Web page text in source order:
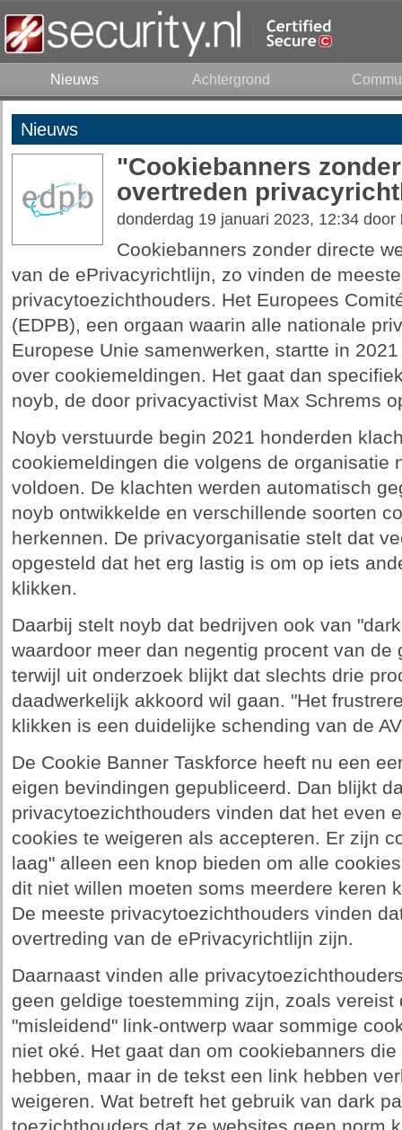
Nieuws Achtergrond
Nieuws
"Cookiebanners
overtreden
donderdag 19 januari 2023, 12:34 door
Cookiebanners zonder directe
van de ePrivacyrichtlijn, zo vinden de
privacytoezichthouders. Het Europees
(EDPB), een orgaan waarin alle nationale
Europese Unie samenwerken, startte in
over cookiemeldingen. Het gaat dan
noyb, de door privacyactivist Max Schrems
Noyb verstuurde begin 2021 honderden
cookiemeldingen die volgens de organisatie
voldoen. De klachten werden automatisch
noyb ontwikkelde en verschillende soorten
herkennen. De privacyorganisatie stelt dat
opgesteld dat het erg lastig is om op iets
klikken.
Daarbij stelt noyb dat bedrijven ook van
waardoor meer dan negentig procent van
terwijl uit onderzoek blijkt dat slechts drie
daadwerkelijk akkoord wil gaan. "Het
klikken is een duidelijke schending van de
De Cookie Banner Taskforce heeft nu een
eigen bevindingen gepubliceerd. Dan blijkt
privacytoezichthouders vinden dat het even
cookies te weigeren als accepteren. Er zijn
laag" alleen een knop bieden om alle
dit niet willen moeten soms meerdere keren
De meeste privacytoezichthouders vinden
overtreding van de ePrivacyrichtlijn zijn.
Daarnaast vinden alle
geen geldige toestemming zijn, zoals vereist
"misleidend" link-ontwerp waar sommige
niet oké. Het gaat dan om cookiebanners
hebben, maar in de tekst een link hebben
weigeren. Wat betreft het gebruik van dark